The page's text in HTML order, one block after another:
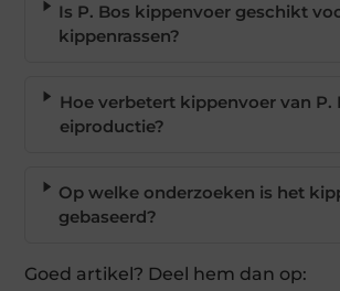
Is P. Bos kippenvoer geschikt
kippenrassen?
Hoe verbetert kippenvoer van P.
eiproductie?
Op welke onderzoeken is het
gebaseerd?
Goed artikel? Deel hem dan op: